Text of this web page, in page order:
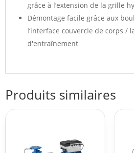
grâce à l’extension de la grille
Démontage facile grâce aux
l’interface couvercle de corps /
d'entraînement
Produits similaires